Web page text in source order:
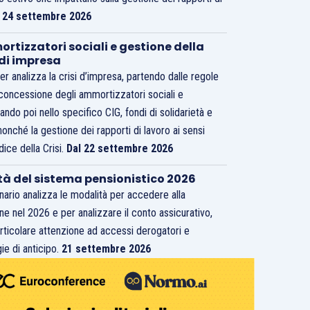
24 settembre 2026
sociali e gestione della
impresa
analizza la crisi d’impresa, partendo dalle regole
degli ammortizzatori sociali e
poi nello specifico CIG, fondi di solidarietà e
la gestione dei rapporti di lavoro ai sensi
della Crisi. Dal 22 settembre 2026
del sistema pensionistico 2026
analizza le modalità per accedere alla
nel 2026 e per analizzare il conto assicurativo,
attenzione ad accessi derogatori e
di anticipo. 21 settembre 2026